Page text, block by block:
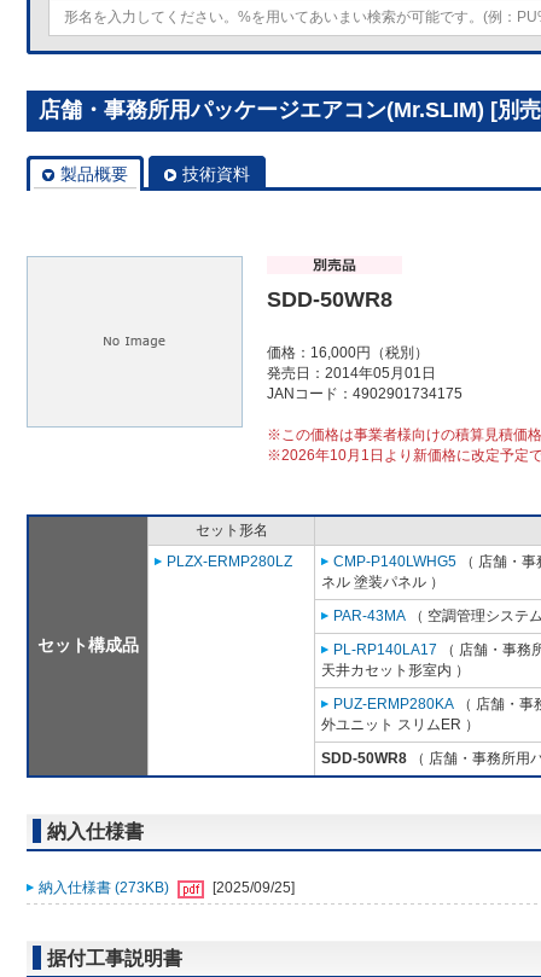
店舗・事務所用パッケージエアコン(Mr.SLIM) [別
製品概要 技術資料
SDD-50WR8
価格：16,000円（税別）
発売日：2014年05月01日
JANコード：4902901734175
※この価格は事業者様向けの積算見積価
※2026年10月1日より新価格に改定予定
セット構成品
セット形名
PLZX-ERMP280LZ
CMP-P140LWHG5 （ 店舗・
ネル 塗装パネル ）
PAR-43MA （ 空調管理システ
PL-RP140LA17 （ 店舗・事務
天井カセット形室内 ）
PUZ-ERMP280KA （ 店舗・
外ユニット スリムER ）
SDD-50WR8 （ 店舗・事務所用
納入仕様書
納入仕様書 (273KB) [2025/09/25]
据付工事説明書